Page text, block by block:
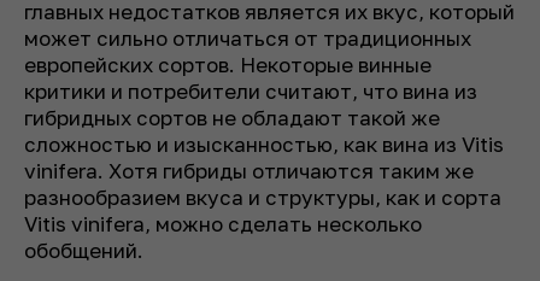
главных недостатков является их вкус, который
может сильно отличаться от традиционных
европейских сортов. Некоторые винные
критики и потребители считают, что вина из
гибридных сортов не обладают такой же
сложностью и изысканностью, как вина из Vitis
vinifera. Хотя гибриды отличаются таким же
разнообразием вкуса и структуры, как и сорта
Vitis vinifera, можно сделать несколько
обобщений.